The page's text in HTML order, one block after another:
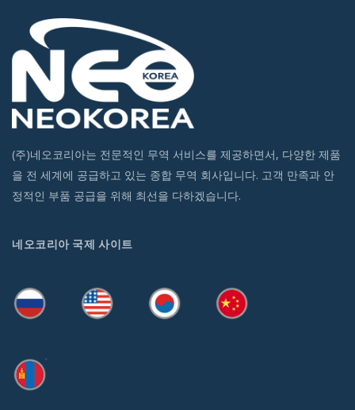
(주)네오코리아는 전문적인 무역 서비스를 제공하면서, 다양한 제품
을 전 세계에 공급하고 있는 종합 무역 회사입니다. 고객 만족과 안
정적인 부품 공급을 위해 최선을 다하겠습니다.
네오코리아 국제 사이트